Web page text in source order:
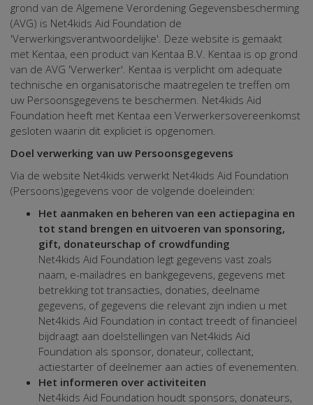
grond van de Algemene Verordening Gegevensbescherming
(AVG) is Net4kids Aid Foundation de
'Verwerkingsverantwoordelijke'. Deze website is gemaakt
met Kentaa, een product van Kentaa B.V. Kentaa is op grond
van de AVG 'Verwerker'. Kentaa is verplicht om adequate
technische en organisatorische maatregelen te treffen om
uw Persoonsgegevens te beschermen. Net4kids Aid
Foundation heeft met Kentaa een Verwerkersovereenkomst
gesloten waarin dit expliciet is opgenomen.
Doel verwerking van uw Persoonsgegevens
Via de website Net4kids verwerkt Net4kids Aid Foundation
(Persoons)gegevens voor de volgende doeleinden:
Het aanmaken en beheren van een actiepagina en
tot stand brengen en uitvoeren van sponsoring,
gift, donateurschap of crowdfunding
Net4kids Aid Foundation legt gegevens vast zoals
naam, e-mailadres en bankgegevens, gegevens met
betrekking tot transacties, donaties, deelname
gegevens, of gegevens die relevant zijn indien u met
Net4kids Aid Foundation in contact treedt of financieel
bijdraagt aan doelstellingen van Net4kids Aid
Foundation als sponsor, donateur, collectant,
actiestarter of deelnemer aan acties of evenementen.
Het informeren over activiteiten
Net4kids Aid Foundation houdt sponsors, donateurs,